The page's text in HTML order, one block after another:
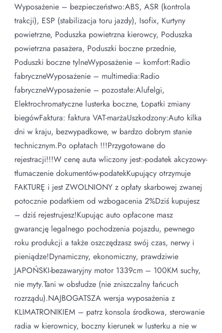
Wyposażenie – bezpieczeństwo:ABS, ASR (kontrola
trakcji), ESP (stabilizacja toru jazdy), Isofix, Kurtyny
powietrzne, Poduszka powietrzna kierowcy, Poduszka
powietrzna pasażera, Poduszki boczne przednie,
Poduszki boczne tylneWyposażenie – komfort:Radio
fabryczneWyposażenie – multimedia:Radio
fabryczneWyposażenie – pozostałe:Alufelgi,
Elektrochromatyczne lusterka boczne, Łopatki zmiany
biegówFaktura: faktura VAT-marżaUszkodzony:Auto kilka
dni w kraju, bezwypadkowe, w bardzo dobrym stanie
technicznym.Po opłatach !!!Przygotowane do
rejestracji!!!W cenę auta wliczony jest:-podatek akcyzowy-
tłumaczenie dokumentów-podatekKupujący otrzymuje
FAKTURĘ i jest ZWOLNIONY z opłaty skarbowej zwanej
potocznie podatkiem od wzbogacenia 2%Dziś kupujesz
– dziś rejestrujesz!Kupując auto opłacone masz
gwarancję legalnego pochodzenia pojazdu, pewnego
roku produkcji a także oszczędzasz swój czas, nerwy i
pieniądze!Dynamiczny, ekonomiczny, prawdziwie
JAPOŃSKI-bezawaryjny motor 1339cm – 100KM suchy,
nie myty.Tani w obsłudze (nie zniszczalny łańcuch
rozrządu).NAJBOGATSZA wersja wyposażenia z
KLIMATRONIKIEM – patrz konsola środkowa, sterowanie
radia w kierownicy, boczny kierunek w lusterku a nie w